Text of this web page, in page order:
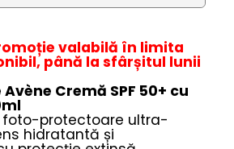
valabilă în limita
până la sfârșitul lunii
Cremă SPF 50+ cu
foto-protectoare ultra-
hidratantă și